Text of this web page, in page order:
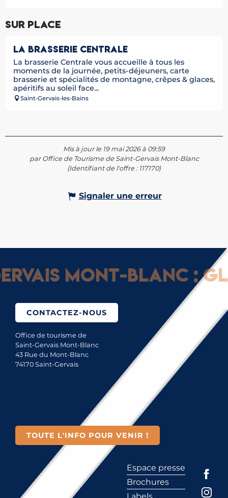
Sur place
LA BRASSERIE CENTRALE
La brasserie Centrale vous accueille à tous les
moments de la journée, petits-déjeuners, carte
brasserie et spécialités de montagne, crêpes & glaces,
apéritifs au soleil face...
Saint-Gervais-les-Bains
Mis à jour le 19 mai 2026 à 09:59
par Office de Tourisme de Saint-Gervais Mont-Blanc
(Identifiant de l'offre : 117170)
Signaler une erreur
Mont-Blanc :
CONTACTEZ-NOUS
Office de tourisme de
Saint-Gervais Mont-Blanc
43 Rue du Mont-Blanc
74170 Saint-Gervais
TOUTE L'INFO POUR VENIR !
Espace presse
Brochures